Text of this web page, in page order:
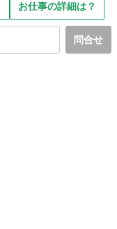
お仕事の詳細は？
問合せ